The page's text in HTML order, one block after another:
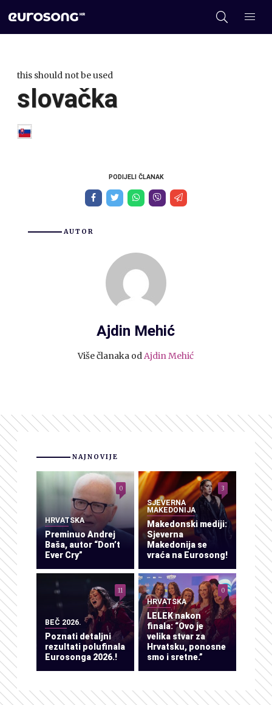
this should not be used
slovačka
PODIJELI ČLANAK
AUTOR
Ajdin Mehić
Više članaka odAjdin Mehić
NAJNOVIJE
HRVATSKA
Preminuo Andrej
Baša, autor “Don’t
Ever Cry”
0
SJEVERNA
MAKEDONIJA
Makedonski mediji:
Sjeverna
Makedonija se
vraća na Eurosong!
3
BEČ 2026.
Poznati detaljni
rezultati polufinala
Eurosonga 2026.!
11
HRVATSKA
LELEK nakon
finala: “Ovo je
velika stvar za
Hrvatsku, ponosne
smo i sretne.”
0